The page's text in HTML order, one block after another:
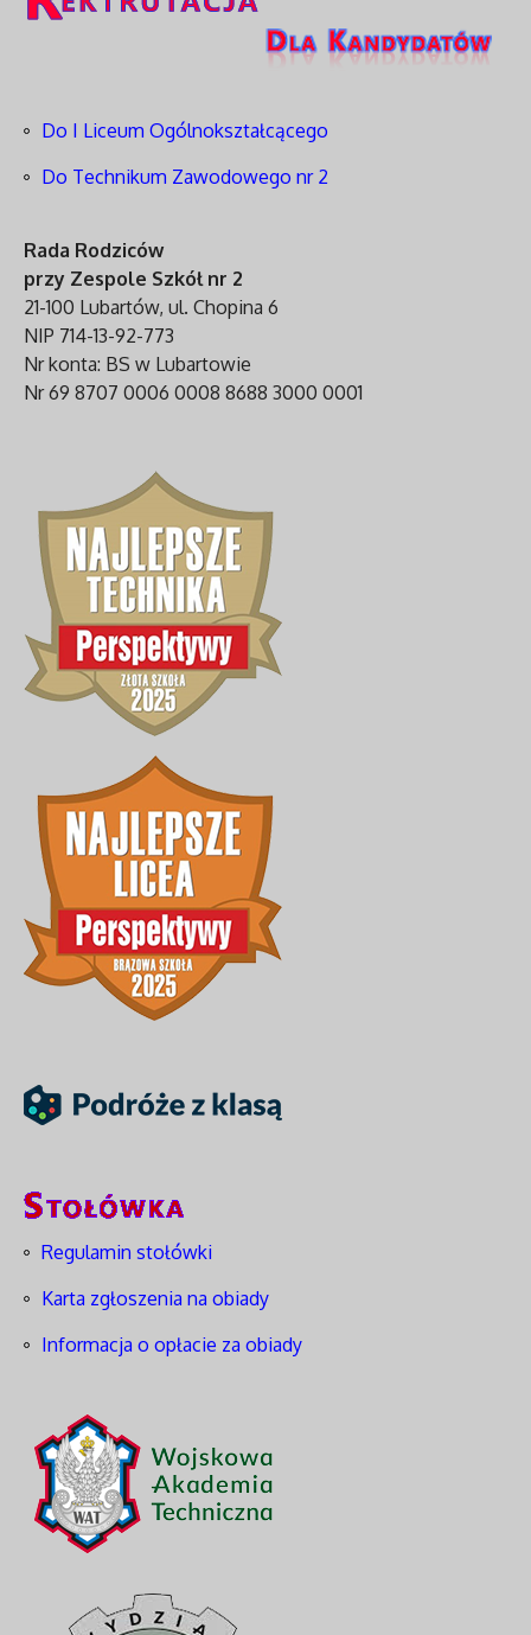
Do I Liceum Ogólnokształcącego
Do Technikum Zawodowego nr 2
Rada Rodziców
przy Zespole Szkół nr 2
21-100 Lubartów, ul. Chopina 6
NIP 714-13-92-773
Nr konta: BS w Lubartowie
Nr 69 8707 0006 0008 8688 3000 0001
Regulamin stołówki
Karta zgłoszenia na obiady
Informacja o opłacie za obiady